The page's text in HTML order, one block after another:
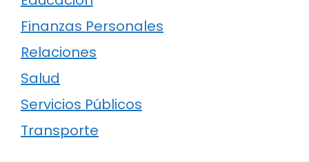
Finanzas Personales
Relaciones
Salud
Servicios Públicos
Transporte